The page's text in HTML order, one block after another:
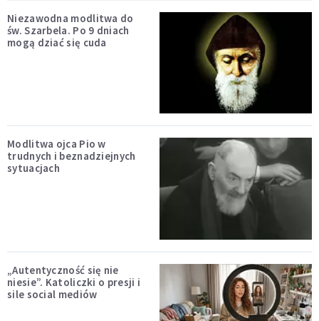
Niezawodna modlitwa do
św. Szarbela. Po 9 dniach
mogą dziać się cuda
Modlitwa ojca Pio w
trudnych i beznadziejnych
sytuacjach
„Autentyczność się nie
niesie”. Katoliczki o presji i
sile social mediów